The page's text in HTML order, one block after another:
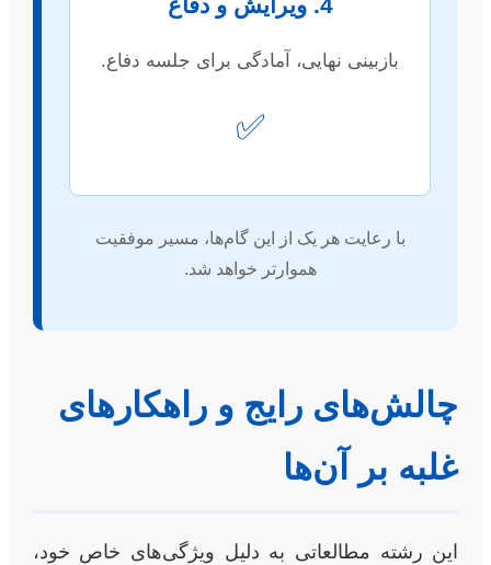
بازبینی نهایی، آمادگی برای جلسه دفاع.
✅
با رعایت هر یک از این گام‌ها، مسیر موفقیت
هموارتر خواهد شد.
چالش‌های رایج و راهکارهای
غلبه بر آن‌ها
این رشته مطالعاتی به دلیل ویژگی‌های خاص خود،